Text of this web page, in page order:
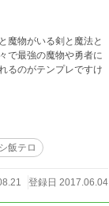
魔物がいる剣と魔法と
で最強の魔物や勇者に
るのがテンプレですけ
飯テロ
登録日 2017.06.04